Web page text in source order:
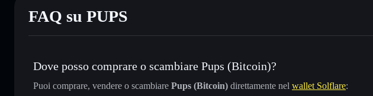
FAQ su PUPS
Dove posso comprare o scambiare Pups (Bitcoin)?
Puoi comprare, vendere o scambiare Pups (Bitcoin) direttamente nel wallet Solflare: